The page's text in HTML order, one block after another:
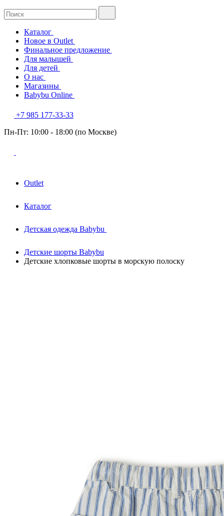
Каталог
Новое в Outlet
Финальное предложение
Для малышей
Для детей
О нас
Магазины
Babybu Online
+7 985 177-33-33
Пн-Пт: 10:00 - 18:00 (по Москве)
Outlet
Каталог
Детская одежда Babybu
Детские шорты Babybu
Детские хлопковые шорты в морскую полоску